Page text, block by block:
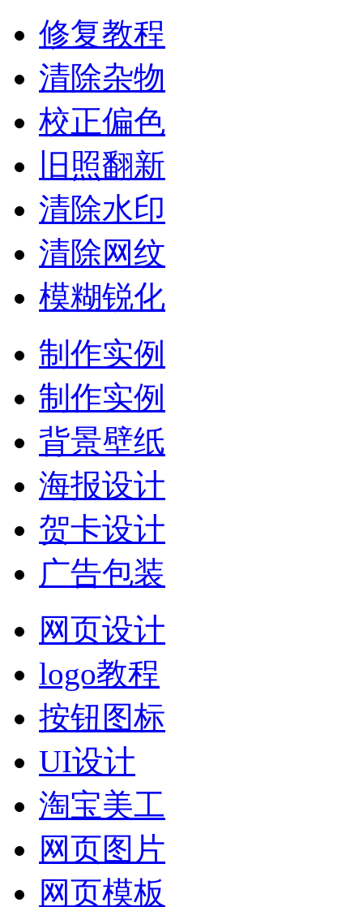
修复教程
清除杂物
校正偏色
旧照翻新
清除水印
清除网纹
模糊锐化
制作实例
制作实例
背景壁纸
海报设计
贺卡设计
广告包装
网页设计
logo教程
按钮图标
UI设计
淘宝美工
网页图片
网页模板